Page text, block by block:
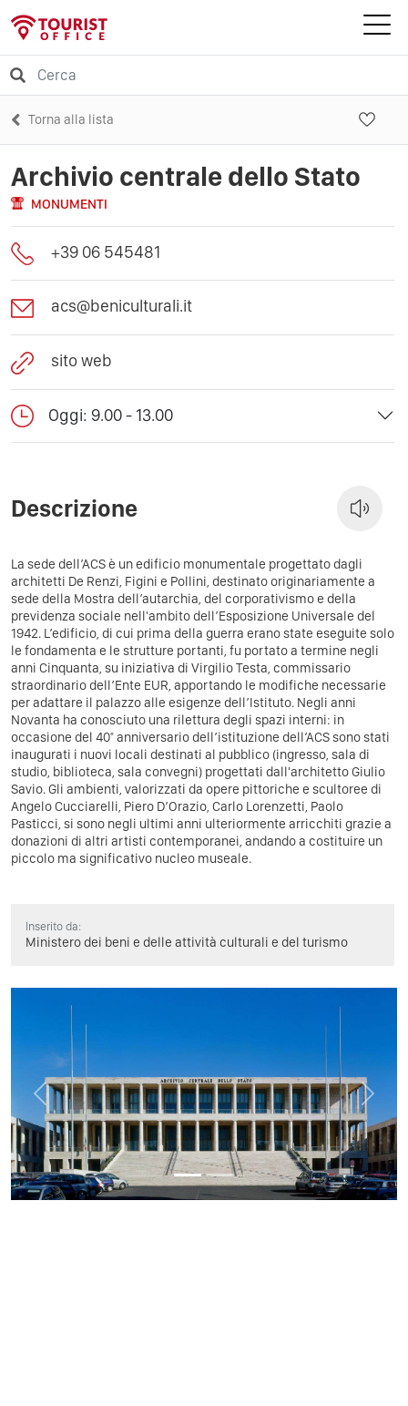
Torna alla lista
Archivio centrale dello Stato
MONUMENTI
+39 06 545481
acs@beniculturali.it
sito web
Oggi: 9.00 - 13.00
Descrizione
La sede dell’ACS è un edificio monumentale progettato dagli
architetti De Renzi, Figini e Pollini, destinato originariamente a
sede della Mostra dell’autarchia, del corporativismo e della
previdenza sociale nell'ambito dell’Esposizione Universale del
1942. L’edificio, di cui prima della guerra erano state eseguite solo
le fondamenta e le strutture portanti, fu portato a termine negli
anni Cinquanta, su iniziativa di Virgilio Testa, commissario
straordinario dell’Ente EUR, apportando le modifiche necessarie
per adattare il palazzo alle esigenze dell’Istituto. Negli anni
Novanta ha conosciuto una rilettura degli spazi interni: in
occasione del 40° anniversario dell’istituzione dell’ACS sono stati
inaugurati i nuovi locali destinati al pubblico (ingresso, sala di
studio, biblioteca, sala convegni) progettati dall'architetto Giulio
Savio. Gli ambienti, valorizzati da opere pittoriche e scultoree di
Angelo Cucciarelli, Piero D’Orazio, Carlo Lorenzetti, Paolo
Pasticci, si sono negli ultimi anni ulteriormente arricchiti grazie a
donazioni di altri artisti contemporanei, andando a costituire un
piccolo ma significativo nucleo museale.
Inserito da:
Ministero dei beni e delle attività culturali e del turismo
Previous Next